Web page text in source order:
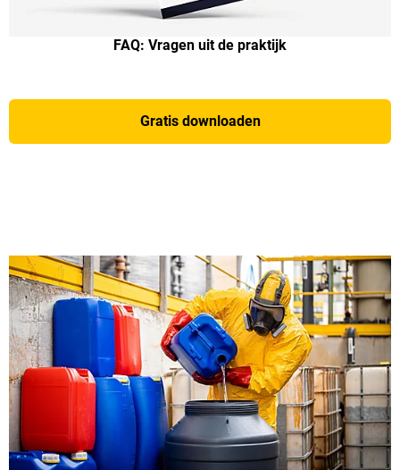
FAQ: Vragen uit de praktijk
Gratis downloaden